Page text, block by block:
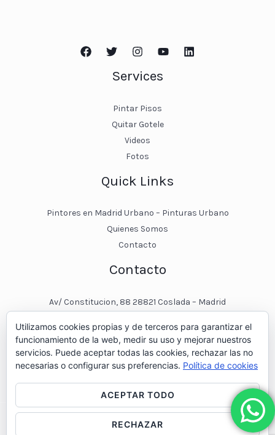
Services
Pintar Pisos
Quitar Gotele
Videos
Fotos
Quick Links
Pintores en Madrid Urbano – Pinturas Urbano
Quienes Somos
Contacto
Contacto
Av/ Constitucion, 88 28821 Coslada – Madrid
pinturasurbano@hotmail.es
+34 – 643 00 74 11
© 2026 Pintores en Madrid - Pinturas Urbano
Utilizamos cookies propias y de terceros para garantizar el
funcionamiento de la web, medir su uso y mejorar nuestros
servicios. Puede aceptar todas las cookies, rechazar las no
necesarias o configurar sus preferencias. Política de cookies
ACEPTAR TODO
RECHAZAR